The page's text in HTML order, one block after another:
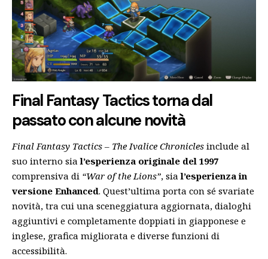
Final Fantasy Tactics torna dal
passato con alcune novità
Final Fantasy Tactics – The Ivalice Chronicles include al
suo interno sial’esperienza originale del 1997
comprensiva di “War of the Lions”, sial’esperienza in
versione Enhanced. Quest’ultima porta con sé svariate
novità, tra cui una sceneggiatura aggiornata, dialoghi
aggiuntivi e completamente doppiati in giapponese e
inglese, grafica migliorata e diverse funzioni di
accessibilità.